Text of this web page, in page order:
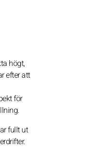
högt,
efter att
för
fullt ut